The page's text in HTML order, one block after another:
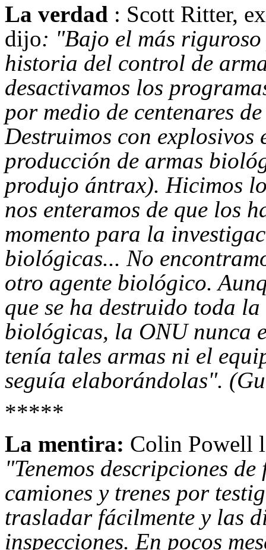
La verdad : Scott Ritter,
dijo: "Bajo el más
historia del control de
desactivamos los
por medio de centenares
Destruimos con
producción de armas
produjo ántrax). Hicimos
nos enteramos de que los
momento para la
biológicas... No
otro agente biológico.
que se ha destruido toda
biológicas, la ONU nunca
tenía tales armas ni el
seguía elaborándolas".
*****
La mentira: Colin Powell
"Tenemos descripciones
camiones y trenes por
trasladar fácilmente y las
inspecciones. En pocos